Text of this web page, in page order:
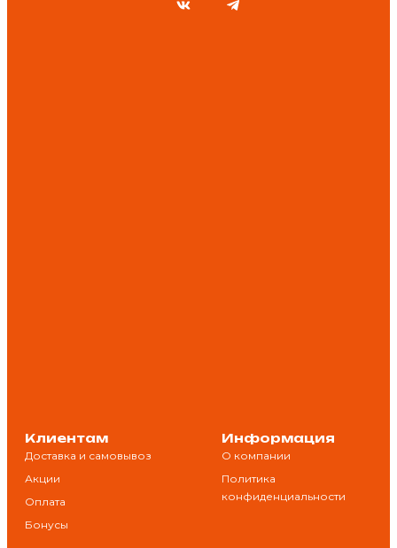
Клиентам
Доставка и самовывоз
Акции
Оплата
Бонусы
Информация
О компании
Политика
конфиденциальности